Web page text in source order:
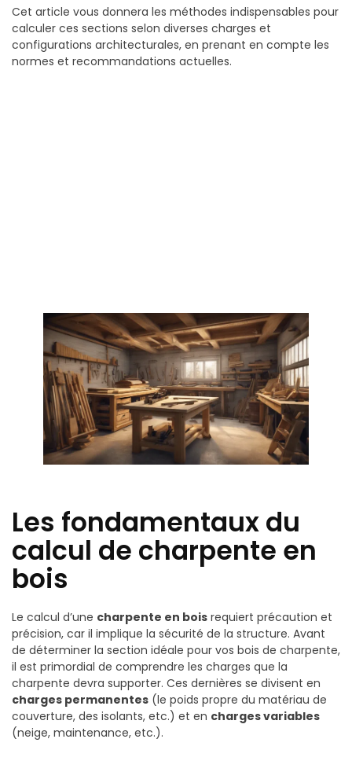
Cet article vous donnera les méthodes indispensables pour
calculer ces sections selon diverses charges et
configurations architecturales, en prenant en compte les
normes et recommandations actuelles.
Les fondamentaux du
calcul de charpente en
bois
Le calcul d’une charpente en bois requiert précaution et
précision, car il implique la sécurité de la structure. Avant
de déterminer la section idéale pour vos bois de charpente,
il est primordial de comprendre les charges que la
charpente devra supporter. Ces dernières se divisent en
charges permanentes (le poids propre du matériau de
couverture, des isolants, etc.) et en charges variables
(neige, maintenance, etc.).